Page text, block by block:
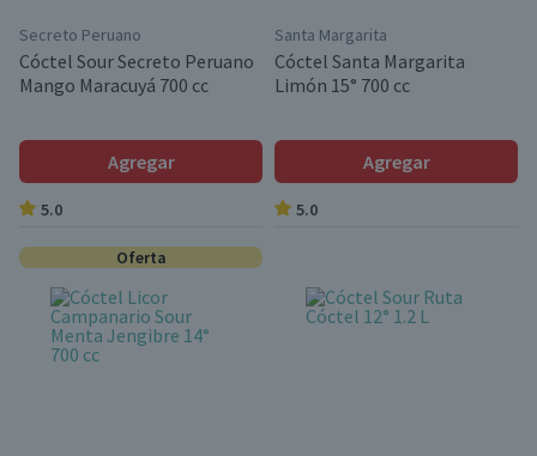
Secreto Peruano
Cóctel Sour Secreto Peruano
Mango Maracuyá 700 cc
Agregar
5.0
Santa Margarita
Cóctel Santa Margarita
Limón 15° 700 cc
Agregar
5.0
Oferta